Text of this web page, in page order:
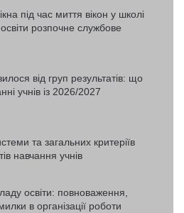
під час миття вікон у школі
розпочне службове
від груп результатів: що
учнів із 2026/2027
та загальних критеріїв
навчання учнів
освіти: повноваження,
в організації роботи